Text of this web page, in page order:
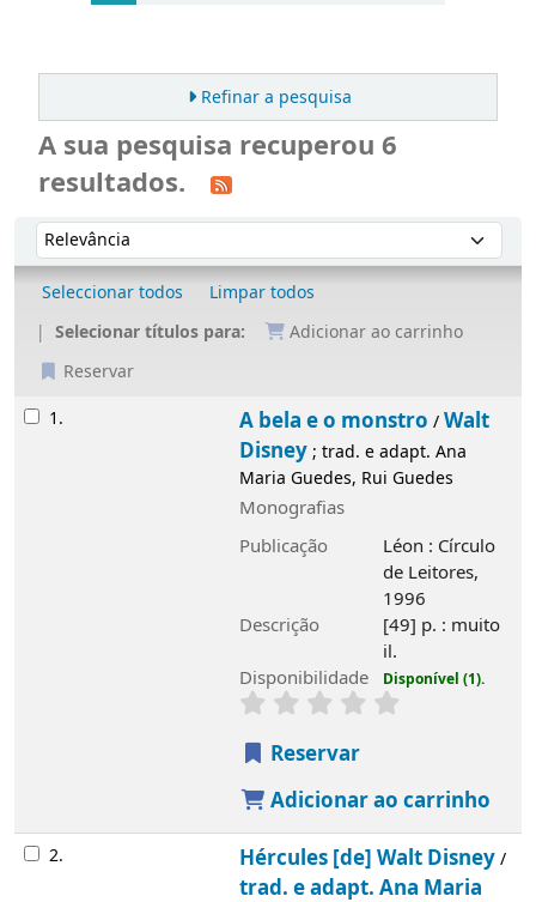
Refinar a pesquisa
A sua pesquisa recuperou 6
resultados.
Ordenar
Ordenar por:
Seleccionar todos
Limpar todos
Selecionar títulos para:
Adicionar ao carrinho
Reservar
Resultados
1. A bela e o monstro/Walt Disney; trad. e
adapt. Ana Maria Guedes, Rui Guedes
Léon : Círculo de Leitores,
1996
[49] p. : muito il.
Reservar
Adicionar ao carrinho
adapt. Ana Maria Guedes, Rui Guedes
Monografias
Rio de Mouro : Everest, 1997